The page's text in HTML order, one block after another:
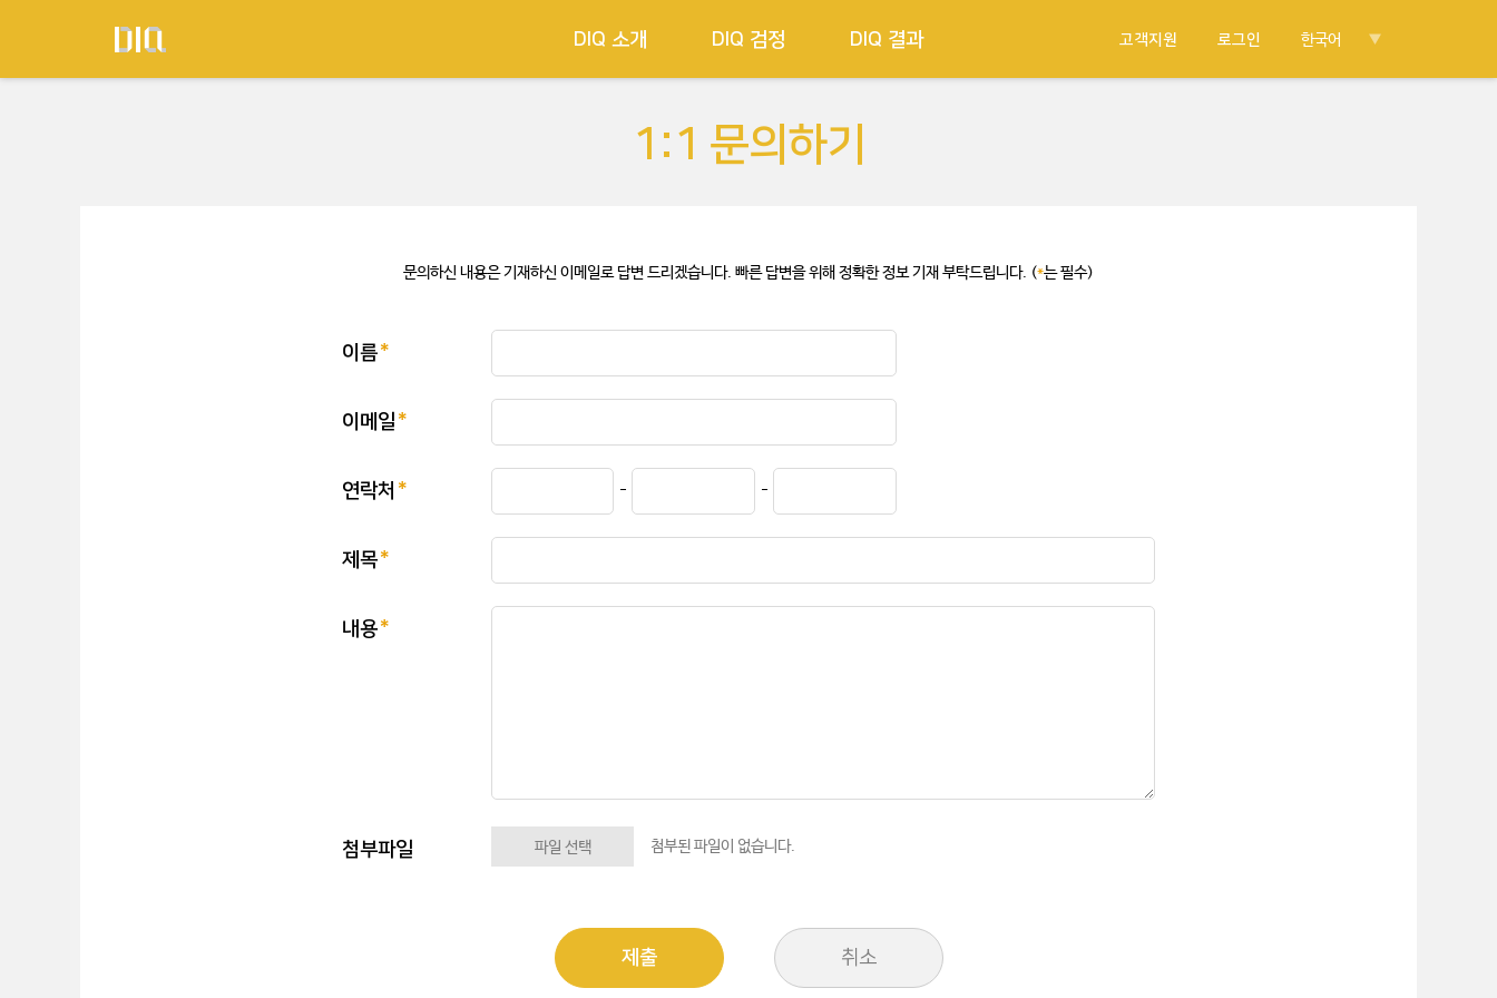
DIQ 소개 DIQ 검정 DIQ 결과 고객지원 로그인 한국어
1:1 문의하기
문의하신 내용은 기재하신 이메일로 답변 드리겠습니다. 빠른 답변을 위해 정확한 정보 기재 부탁드립니다. (*는 필수)
이름
이메일
연락처 - -
제목
내용
첨부파일 파일 선택 첨부된 파일이 없습니다.
제출 취소